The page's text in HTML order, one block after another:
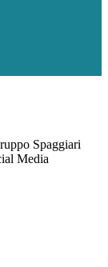
Spaggiari
Media